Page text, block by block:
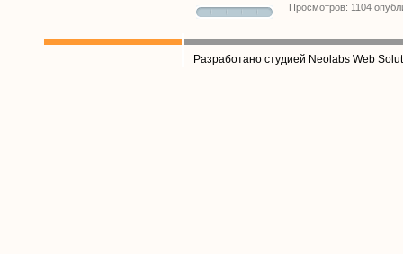
Просмотров: 1104
Разработано студией Neolabs Web